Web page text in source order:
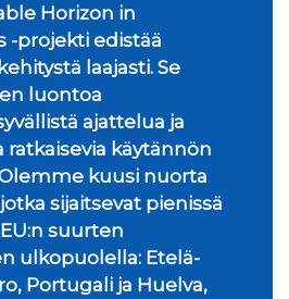
Horizon in
-projekti edistää
laajasti. Se
luontoa
ajattelua ja
ratkaisevia käytännön
kuusi nuorta
sijaitsevat pienissä
suurten
ulkopuolella: Etelä-
Portugali ja Huelva,